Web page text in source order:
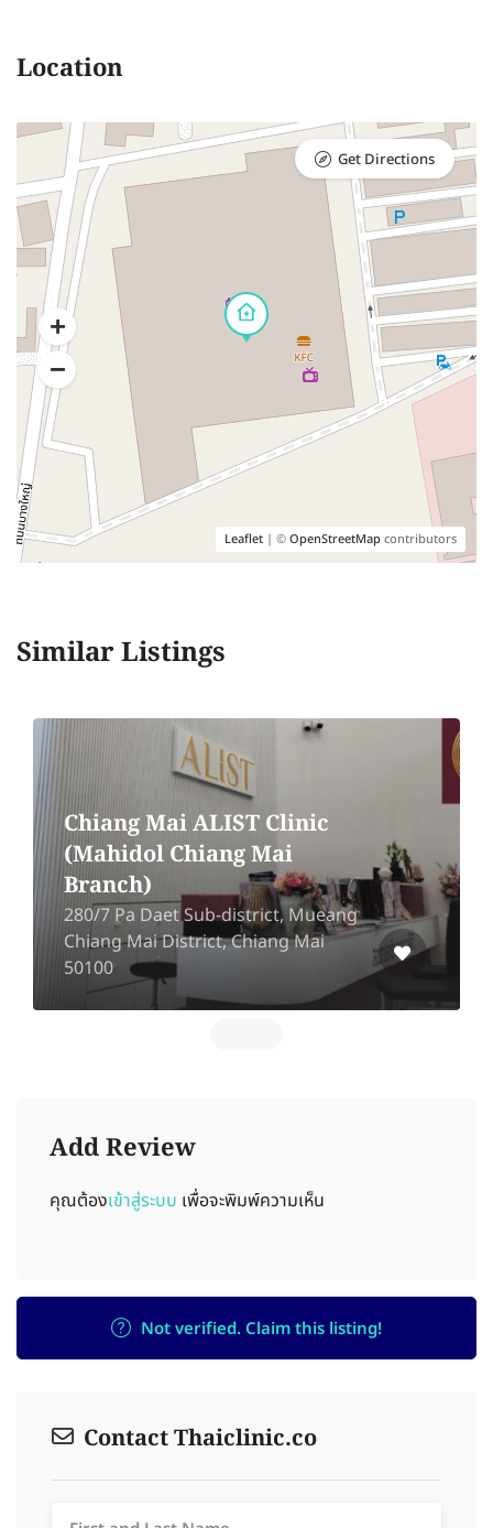
Location
Leaflet | ©OpenStreetMapcontributors
Get Directions
Similar Listings
Chiang Mai ALIST Clinic
(Mahidol Chiang Mai
Branch)
280/7 Pa Daet Sub-district, Mueang
Chiang Mai District, Chiang Mai
50100
Add Review
คุณต้องเข้าสู่ระบบ เพื่อจะพิมพ์ความเห็น
Not verified. Claim this listing!
Contact Thaiclinic.co